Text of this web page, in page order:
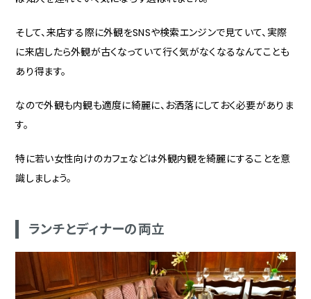
そして、来店する際に外観をSNSや検索エンジンで見ていて、実際
に来店したら外観が古くなっていて行く気がなくなるなんてことも
あり得ます。
なので外観も内観も適度に綺麗に、お洒落にしておく必要がありま
す。
特に若い女性向けのカフェなどは外観内観を綺麗にすることを意
識しましょう。
ランチとディナーの両立